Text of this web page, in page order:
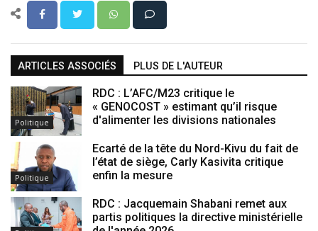
ARTICLES ASSOCIÉS PLUS DE L'AUTEUR
Politique
RDC : L’AFC/M23 critique le
« GENOCOST » estimant qu’il risque
d'alimenter les divisions nationales
Politique
Ecarté de la tête du Nord-Kivu du fait de
l’état de siège, Carly Kasivita critique
enfin la mesure
RDC : Jacquemain Shabani remet aux
partis politiques la directive ministérielle